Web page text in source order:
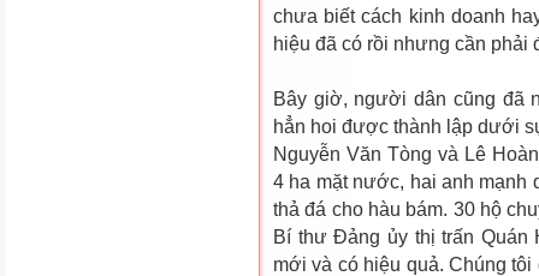
chưa biết cách kinh doanh
hiệu đã có rồi nhưng cần phải
Bây giờ, người dân cũng đã
hẳn hoi được thành lập dưới
Nguyễn Văn Tòng và Lê
4 ha mặt nước, hai anh mạnh
thả đá cho hàu bám. 30 hộ
Bí thư Đảng ủy thị trấn Quán
mới và có hiệu quả. Chúng